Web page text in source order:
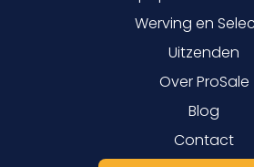
Werving en
Uitzenden
Over ProSale
Blog
Contact